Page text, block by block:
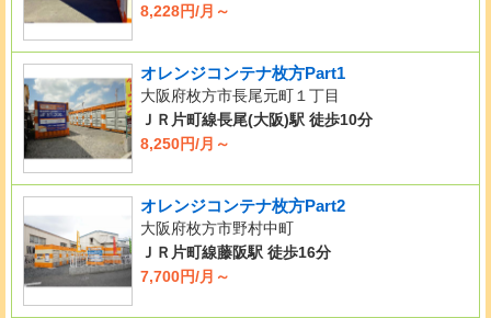
8,228円/月～
オレンジコンテナ枚方Part1
大阪府枚方市長尾元町１丁目
ＪＲ片町線長尾(大阪)駅 徒歩10分
8,250円/月～
オレンジコンテナ枚方Part2
大阪府枚方市野村中町
ＪＲ片町線藤阪駅 徒歩16分
7,700円/月～